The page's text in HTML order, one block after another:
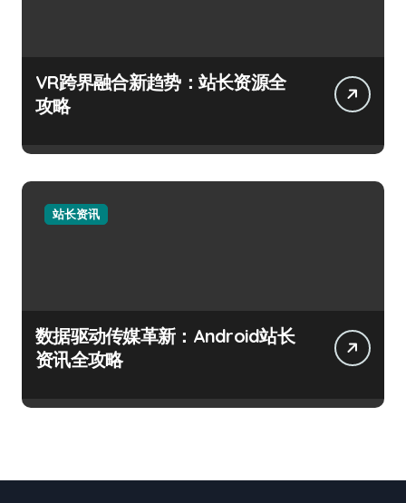
VR跨界融合新趋势：站长资源全
攻略
站长资讯
数据驱动传媒革新：Android站长
资讯全攻略